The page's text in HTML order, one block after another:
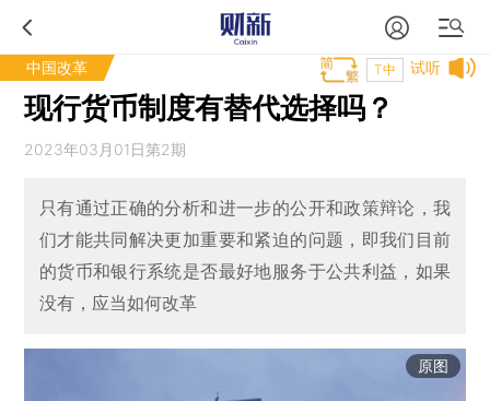
中国改革 试听
T中
现行货币制度有替代选择吗？
2023年03月01日第2期
只有通过正确的分析和进一步的公开和政策辩论，我
们才能共同解决更加重要和紧迫的问题，即我们目前
的货币和银行系统是否最好地服务于公共利益，如果
没有，应当如何改革
原图